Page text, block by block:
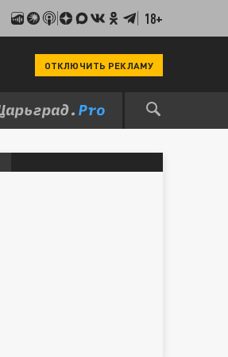
18+
ОТКЛЮЧИТЬ РЕКЛАМУ